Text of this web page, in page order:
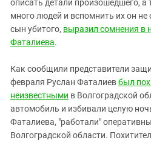
описать детали произошедшего,
много людей и вспомнить их он
сын убитого, выразил сомнения в
Фаталиева.
Как сообщили представители
февраля Руслан Фаталиевбыл
неизвестными в Волгоградской
автомобиль и избивали целую
Фаталиева, "работали"
Волгоградской области.